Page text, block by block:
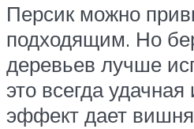
Персик можно
подходящим. Но
деревьев лучше
это всегда
эффект дает